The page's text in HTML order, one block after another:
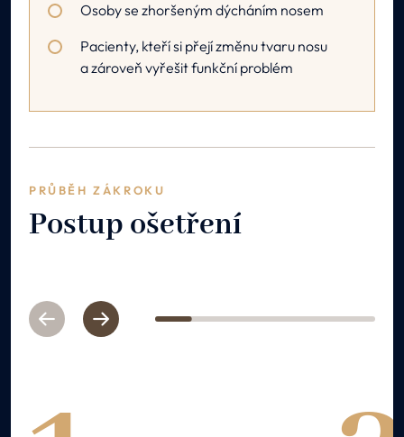
Osoby se zhoršeným dýcháním nosem
Pacienty, kteří si přejí změnu tvaru nosu
a zároveň vyřešit funkční problém
PRŮBĚH ZÁKROKU
Postup ošetření
PreviousNext 1 2 3 4 5 6